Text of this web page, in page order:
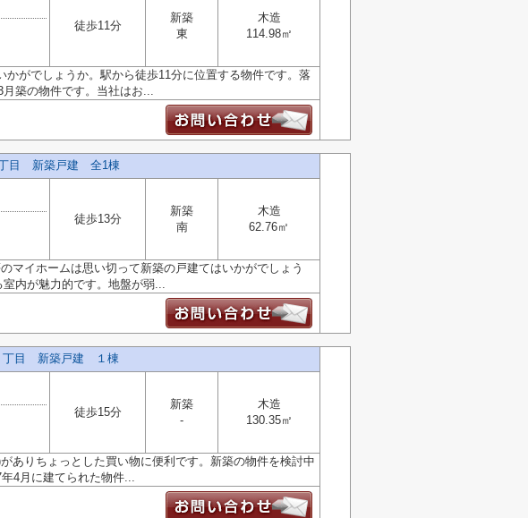
徒歩11分
新築
東
木造
114.98㎡
がでしょうか。駅から徒歩11分に位置する物件です。落
築の物件です。当社はお...
丁目 新築戸建 全1棟
徒歩13分
新築
南
木造
62.76㎡
マイホームは思い切って新築の戸建てはいかがでしょう
内が魅力的です。地盤が弱...
丁目 新築戸建 １棟
徒歩15分
新築
-
木造
130.35㎡
ありちょっとした買い物に便利です。新築の物件を検討中
4月に建てられた物件...